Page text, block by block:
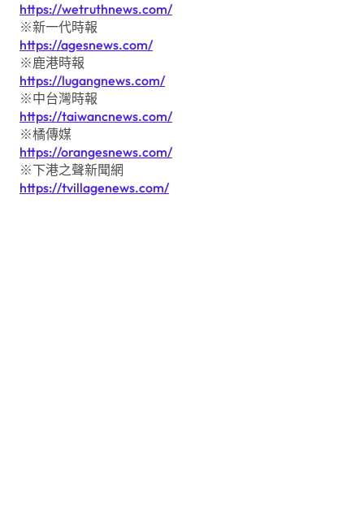
https://wetruthnews.com/
※新一代時報
https://agesnews.com/
※鹿港時報
https://lugangnews.com/
※中台灣時報
https://taiwancnews.com/
※橘傳媒
https://orangesnews.com/
※下港之聲新聞網
https://tvillagenews.com/